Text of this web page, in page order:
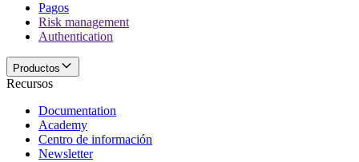
Pagos
Risk management
Authentication
Productos
Recursos
Documentation
Academy
Centro de información
Newsletter